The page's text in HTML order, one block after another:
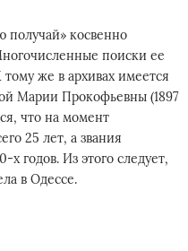
получай» косвенно
поиски ее
же в архивах имеется
Марии Прокофьевны (1897
что на момент
25 лет, а звания
х годов. Из этого следует,
в Одессе.